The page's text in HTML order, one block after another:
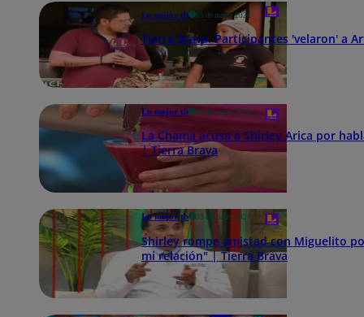
Lo mejor tb 03 de marzo 2024
Tierra Brava: Participantes 'velaron' a
Lo mejor tb 03 de marzo 2024
La Chama acusa a Shirley Arica por
| Tierra Brava
Lo mejor tb 03 de marzo 2024
Shirley rompe amistad con Miguelito
mi relación" | Tierra Brava